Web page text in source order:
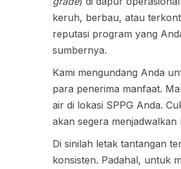
keruh, berbau, atau
reputasi program yang
sumbernya.
Kami mengundang Anda
para penerima manfaat.
air di lokasi SPPG Anda.
akan segera
Di sinilah letak tantangan
konsisten. Padahal, untuk